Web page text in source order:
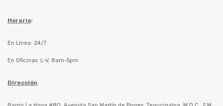
Horario:
En Línea: 24/7
En Oficinas: L-V, 8am-5pm
Dirección: